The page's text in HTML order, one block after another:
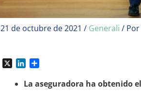
21 de octubre de 2021 / Generali / Por
n
m
La aseguradora ha obtenido